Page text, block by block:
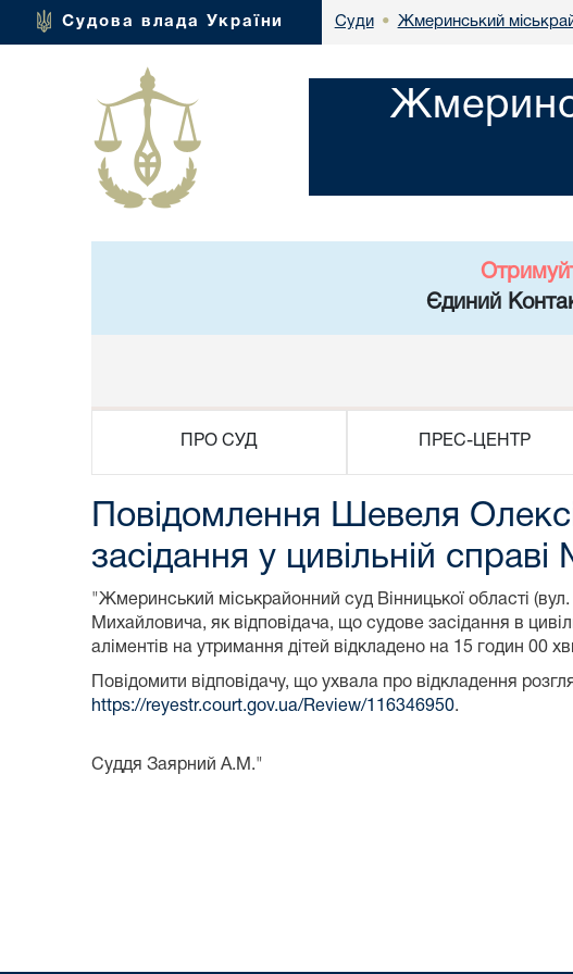
Судова влада України Суди • Жмеринський
Єдиний
ПРО СУД ПРЕС-ЦЕНТР
Повідомлення Шевеля
засідання у цивільній
"Жмеринський міськрайонний суд Вінницької області
Михайловича, як відповідача, що судове засідання в
аліментів на утримання дітей відкладено на 15 годин 00
Повідомити відповідачу, що ухвала про відкладення
https://reyestr.court.gov.ua/Review/116346950.
Суддя Заярний А.М."